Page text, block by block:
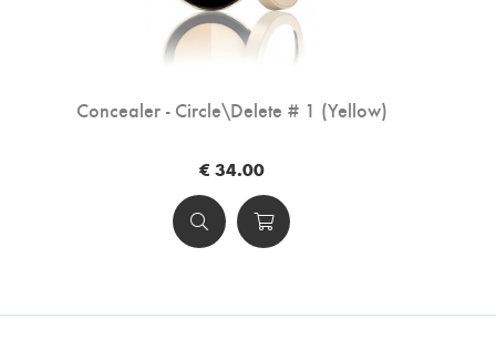
Concealer - Circle\Delete # 1 (Yellow)
€ 34.00